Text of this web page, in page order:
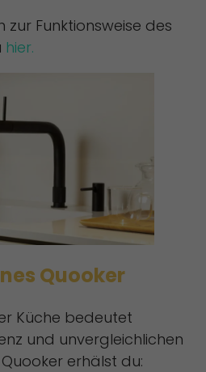
Funktionsweise des
hier.
Quooker
Küche bedeutet
und unvergleichlichen
erhälst du: